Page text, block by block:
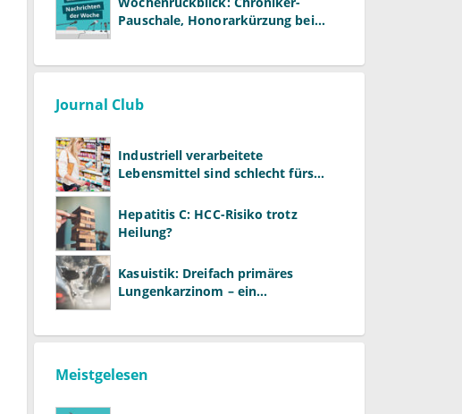
Pauschale, Honorarkürzung bei
Journal Club
Industriell verarbeitete
Lebensmittel sind schlecht fürs
Hepatitis C: HCC-Risiko trotz
Heilung?
Kasuistik: Dreifach primäres
Lungenkarzinom – ein
Meistgelesen